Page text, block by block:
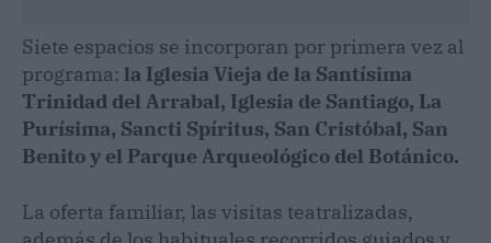
Siete espacios se incorporan por primera vez al
programa: la Iglesia Vieja de la Santísima
Trinidad del Arrabal, Iglesia de Santiago, La
Purísima, Sancti Spíritus, San Cristóbal, San
Benito y el Parque Arqueológico del Botánico.
La oferta familiar, las visitas teatralizadas,